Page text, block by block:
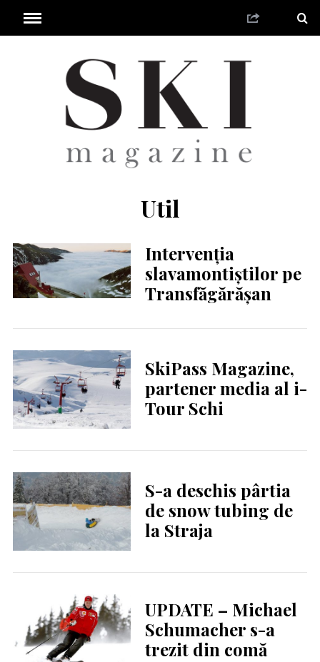
Util
Intervenţia
slavamontiştilor pe
Transfăgărăşan
SkiPass Magazine,
partener media al i-
Tour Schi
S-a deschis pârtia
de snow tubing de
la Straja
UPDATE – Michael
Schumacher s-a
trezit din comă